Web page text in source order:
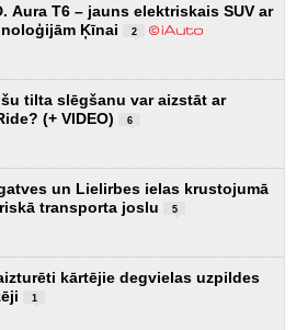
Aura T6 – jauns elektriskais SUV ar
Ķīnai
2
tilta slēgšanu var aizstāt ar
(+ VIDEO)
6
un Lielirbes ielas krustojumā
transporta joslu
5
kārtējie degvielas uzpildes
1